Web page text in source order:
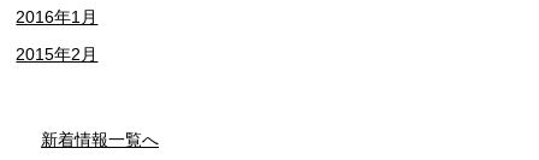
2016年1月
2015年2月
新着情報一覧へ